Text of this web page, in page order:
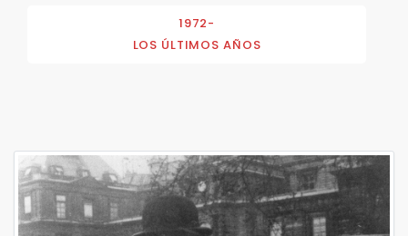
1972-
LOS ÚLTIMOS AÑOS